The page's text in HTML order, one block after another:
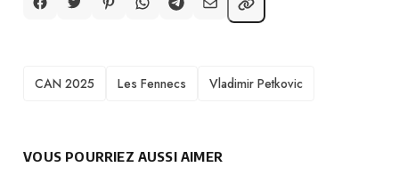
TAGS
CAN 2025 Les Fennecs Vladimir Petkovic
VOUS POURRIEZ AUSSI AIMER